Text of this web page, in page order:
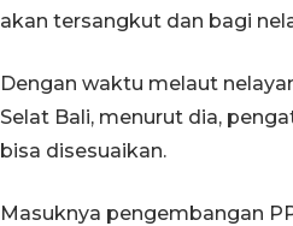
akan tersangkut dan bagi
Dengan waktu melaut
Selat Bali, menurut dia,
bisa disesuaikan.
Masuknya pengembangan